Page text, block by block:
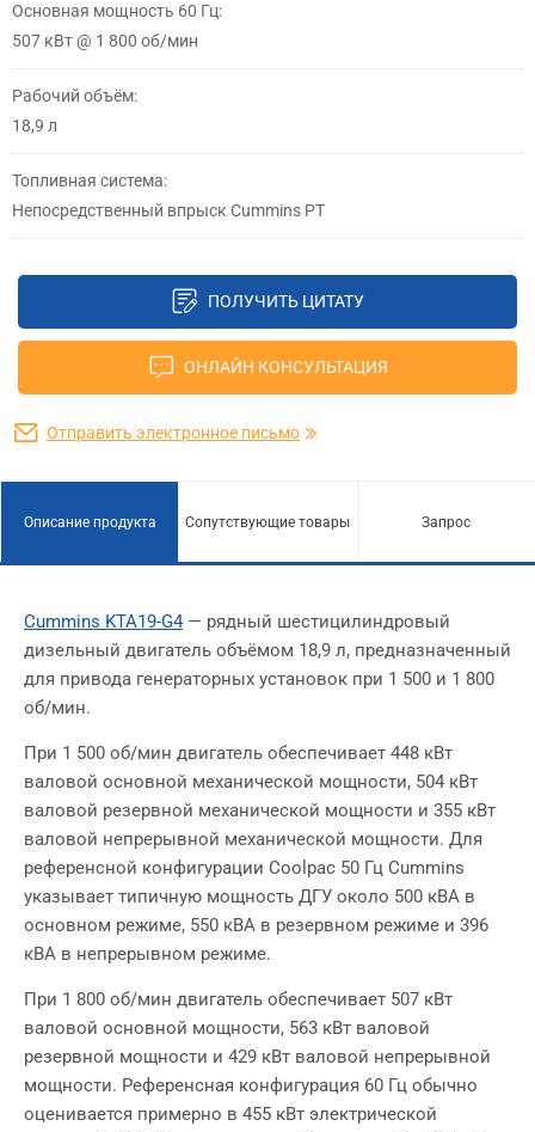
Основная мощность 60 Гц:
507 кВт @ 1 800 об/мин
Рабочий объём:
18,9 л
Топливная система:
Непосредственный впрыск Cummins PT
ПОЛУЧИТЬ ЦИТАТУ
ОНЛАЙН КОНСУЛЬТАЦИЯ
Отправить электронное письмо
Описание продукта Сопутствующие товары Запрос
Cummins KTA19-G4 — рядный шестицилиндровый
дизельный двигатель объёмом 18,9 л, предназначенный
для привода генераторных установок при 1 500 и 1 800
об/мин.
При 1 500 об/мин двигатель обеспечивает 448 кВт
валовой основной механической мощности, 504 кВт
валовой резервной механической мощности и 355 кВт
валовой непрерывной механической мощности. Для
референсной конфигурации Coolpac 50 Гц Cummins
указывает типичную мощность ДГУ около 500 кВА в
основном режиме, 550 кВА в резервном режиме и 396
кВА в непрерывном режиме.
При 1 800 об/мин двигатель обеспечивает 507 кВт
валовой основной мощности, 563 кВт валовой
резервной мощности и 429 кВт валовой непрерывной
мощности. Референсная конфигурация 60 Гц обычно
оценивается примерно в 455 кВт электрической